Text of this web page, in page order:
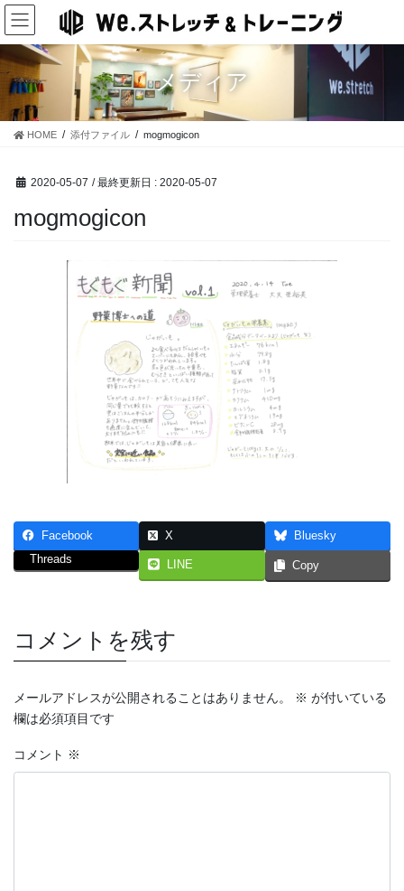
コ
ン
テ
ン
ツ
移
ナ
ビ
ゲ
ー
シ
ン
メディア
HOME 添付ファイル mogmogicon
2020-05-07 / 最終更新日 : 2020-05-07
mogmogicon
Facebook X
Bluesky
Threads
LINE Copy
コメントを残す
メールアドレスが公開されることはありません。 ※ が付いている
欄は必須項目です
コメント ※